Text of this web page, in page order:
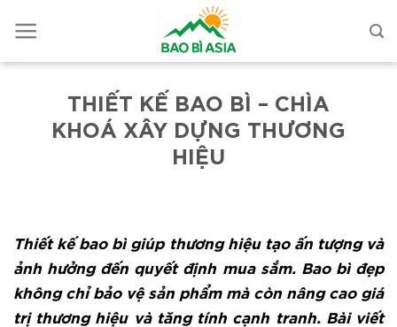
THIẾT KẾ BAO BÌ – CHÌA
KHOÁ XÂY DỰNG THƯƠNG
HIỆU
Thiết kế bao bì giúp thương hiệu tạo ấn tượng và
ảnh hưởng đến quyết định mua sắm. Bao bì đẹp
không chỉ bảo vệ sản phẩm mà còn nâng cao giá
trị thương hiệu và tăng tính cạnh tranh. Bài viết